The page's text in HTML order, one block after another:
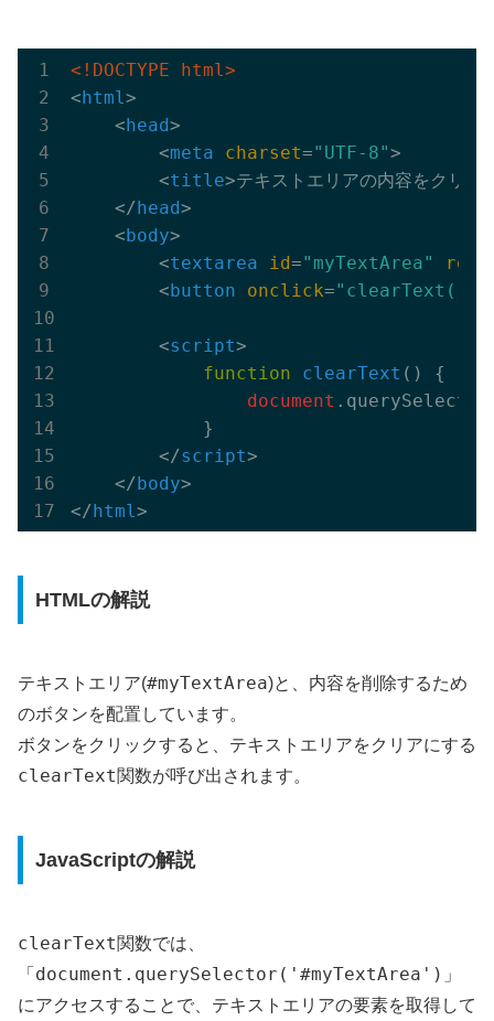
<!DOCTYPE html>
<html >
<head>
<meta charset="UTF-8">
<title>テキストエリアの内容をクリア
</head>
<body>
<textarea id="myTextArea" rows
<button onclick="clearText()"
<script>
function
clearText ( ) {
document
            }
</script>
</body>
</html >
HTMLの解説
テキストエリア(#myTextArea)と、内容を削除するため
のボタンを配置しています。
ボタンをクリックすると、テキストエリアをクリアにする
clearText関数が呼び出されます。
JavaScriptの解説
clearText関数では、
「 document.querySelector('#myTextArea') 」
にアクセスすることで、テキストエリアの要素を取得して